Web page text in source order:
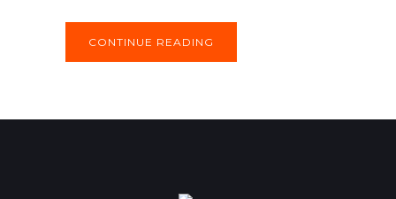
CONTINUE READING